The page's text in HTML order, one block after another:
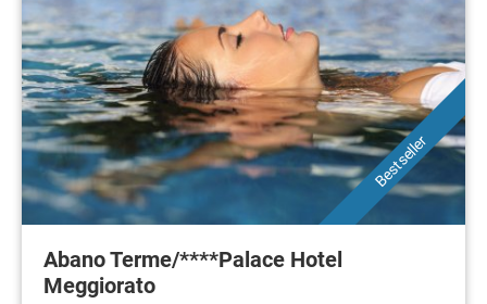
Bestseller
Abano Terme/****Palace Hotel
Meggiorato